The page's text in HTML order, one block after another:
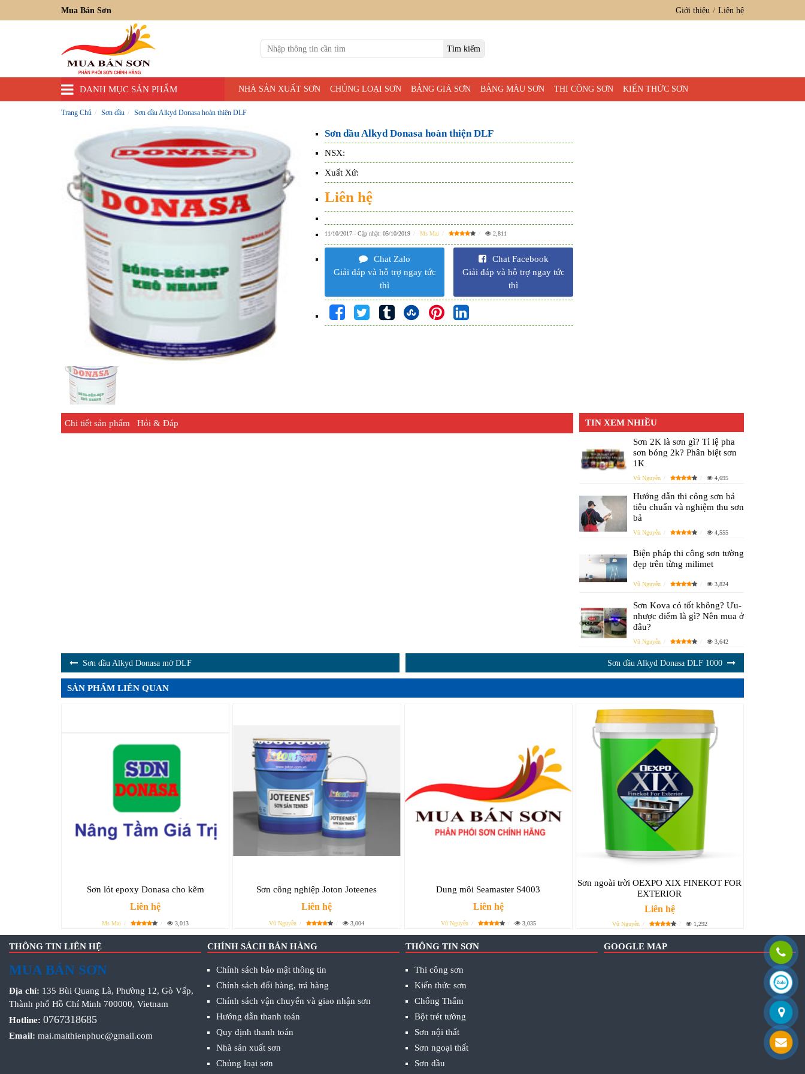
Mua Bán Sơn Giới thiệu Liên hệ
DANH MỤC SẢN PHẨM NHÀ SẢN XUẤT SƠN CHỦNG LOẠI SƠN BẢNG GIÁ SƠN BẢNG MÀU SƠN THI CÔNG SƠN KIẾN THỨC SƠN
Trang Chủ Sơn dầu Sơn dầu Alkyd Donasa hoàn thiện DLF
Sơn dầu Alkyd Donasa hoàn thiện DLF
NSX:
Xuất Xứ:
Liên hệ
11/10/2017 - Cập nhật: 05/10/2019 Ms Mai 2,811
Chat Zalo
Giải đáp và hỗ trợ ngay tức
thì
Chat Facebook
Giải đáp và hỗ trợ ngay tức
thì
Chi tiết sản phẩm Hỏi & Đáp
TIN XEM NHIỀU
Sơn 2K là sơn gì? Tỉ lệ pha
sơn bóng 2k? Phân biệt sơn
1K
Vũ Nguyễn 4,695
Hướng dẫn thi công sơn bả
tiêu chuẩn và nghiệm thu sơn
bả
Vũ Nguyễn 4,555
Biện pháp thi công sơn tường
đẹp trên từng milimet
Vũ Nguyễn 3,824
Sơn Kova có tốt không? Ưu-
nhược điểm là gì? Nên mua ở
đâu?
Vũ Nguyễn 3,642
Sơn dầu Alkyd Donasa mờ DLF Sơn dầu Alkyd Donasa DLF 1000
SẢN PHẨM LIÊN QUAN
Sơn lót epoxy Donasa cho kẽm
Liên hệ
Ms Mai 3,013
Sơn công nghiệp Joton Joteenes
Liên hệ
Vũ Nguyễn 3,004
Dung môi Seamaster S4003
Liên hệ
Vũ Nguyễn 3,035
Sơn ngoài trời OEXPO XIX FINEKOT FOR
EXTERIOR
Liên hệ
Vũ Nguyễn 1,292
THÔNG TIN LIÊN HỆ
MUA BÁN SƠN
Địa chỉ: 135 Bùi Quang Là, Phường 12, Gò Vấp,
Thành phố Hồ Chí Minh 700000, Vietnam
Hotline: 0767318685
Email: mai.maithienphuc@gmail.com
CHÍNH SÁCH BÁN HÀNG
Chính sách bảo mật thông tin
Chính sách đổi hàng, trả hàng
Chính sách vận chuyển và giao nhận sơn
Hướng dẫn thanh toán
Quy định thanh toán
Nhà sản xuất sơn
Chủng loại sơn
THÔNG TIN SƠN
Thi công sơn
Kiến thức sơn
Chống Thấm
Bột trét tường
Sơn nội thất
Sơn ngoại thất
Sơn dầu
GOOGLE MAP